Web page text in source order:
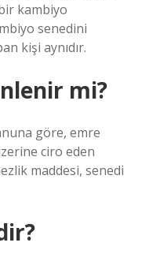
kambiyo
senedini
kişi aynıdır.
mi?
göre, emre
ciro eden
maddesi, senedi